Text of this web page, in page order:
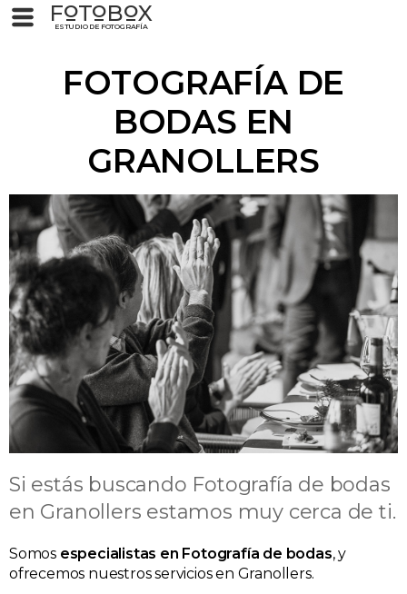
FOTOBOX
ESTUDIO DE FOTOGRAFÍA
FOTOGRAFÍA DE
BODAS EN
GRANOLLERS
Si estás buscando Fotografía de bodas
en Granollers estamos muy cerca de ti.
Somos especialistas en Fotografía de bodas, y
ofrecemos nuestros servicios en Granollers.